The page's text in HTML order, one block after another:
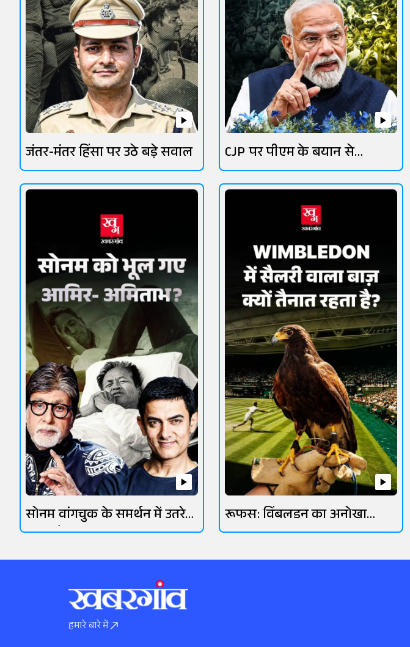
जंतर-मंतर हिंसा पर उठे बड़े सवाल
CJP पर पीएम के बयान से
सियासत तेज
सोनम वांगचुक के समर्थन में उतरे
ओमी वैद्य
रूफस: विंबलडन का अनोखा
आसमानी रक्षक
हमारे बारे में